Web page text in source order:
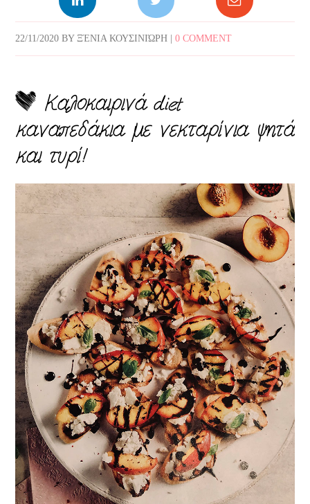
22/11/2020 BYΞΈΝΙΑ ΚΟΥΣΙΝΙΏΡΗ |0 COMMENT
Καλοκαιρινά diet
καναπεδάκια με νεκταρίνια ψητά
και τυρί!